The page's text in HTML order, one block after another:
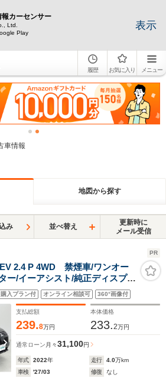
報カーセンサー
Ltd.
Play
表示
履歴 お気に入り メニュー
車情報
地図から探す
み 並べ替え
更新時に
メール受信
PR
2.4 P 4WD 禁煙車/ワンオー
ー/イーアシスト/純正ディスプレ
充電/パワーシート/シートヒータ
/ETC/ドラレコ/LEDヘッドライ
積込
購入プラン付 オンライン相談可 360°画像付
支払総額
239.8万円
本体価格
233.2万円
通常ローン 月々31,100円
年式 2022年 走行 4.0万km
車検
'27/03 修復
なし